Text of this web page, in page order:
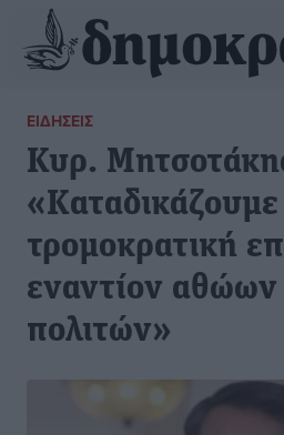
ΕΙΔΉΣΕΙΣ
Κυρ.
τρομοκρατική
εναντίον
πολιτών»